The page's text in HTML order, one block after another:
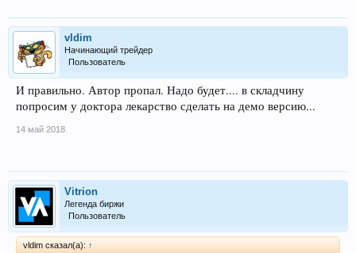
vldim
Начинающий трейдер
Пользователь
И правильно. Автор пропал. Надо будет.... в складчину
попросим у доктора лекарство сделать на демо версию...
14 май 2018
Vitrion
Легенда биржи
Пользователь
vldim сказал(а): ↑